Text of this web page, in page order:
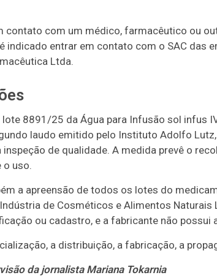
contato com um médico, farmacêutico ou
indicado entrar em contato com o SAC das
Ltda.
lote 8891/25 da Água para Infusão sol infus
laudo emitido pelo Instituto Adolfo
de qualidade. A medida prevê o
o uso.
a apreensão de todos os lotes do
de Cosméticos e Alimentos
ou cadastro, e a fabricante não possui
a distribuição, a fabricação, a
da jornalista Mariana Tokarnia